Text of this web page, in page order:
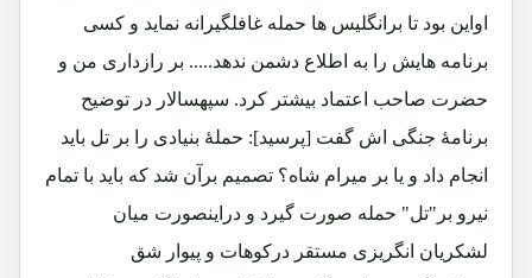
اواین بود تا برانگلیس ها حمله غافلگیرانه نماید و کسی
برنامه هایش را به اطلاع دشمن ندهد..... بر رازداری من و
حضرت صاحب اعتماد بیشتر کرد. سپهسالار در توضیح
برنامۀ جنگی اش گفت [پرسید]: حملۀ بنیادی را بر تل باید
انجام داد و یا بر میرام شاه؟ تصمیم برآن شد که باید با تمام
نیرو بر"تل" حمله صورت گیرد و دراینصورت میان
لشکریان انگریزی مستقر درکوهات و پیوار شق